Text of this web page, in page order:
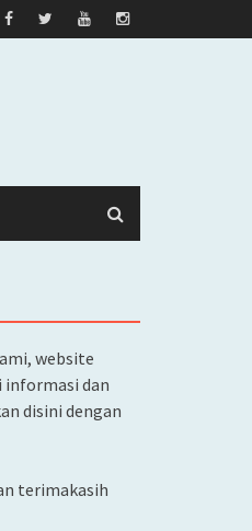
website
informasi dan
disini dengan
terimakasih